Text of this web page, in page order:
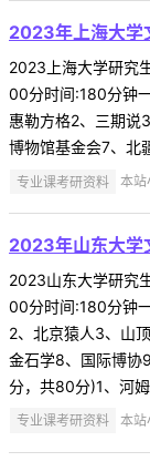
2023年上海大学
2023上海大学研究
00分时间:180分钟
惠勒方格2、三期说
博物馆基金会7、北
专业课考研资料 本
2023年山东大学
2023山东大学研究
00分时间:180分钟
2、北京猿人3、山
金石学8、国际博协
分，共80分)1、河
专业课考研资料 本